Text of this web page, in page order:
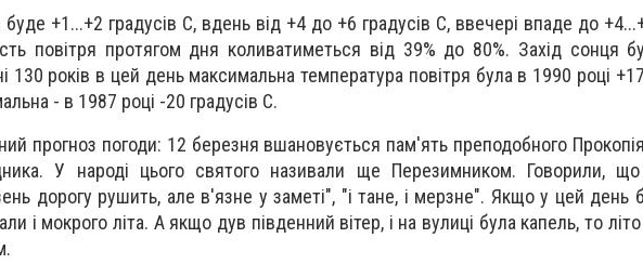
буде +1...+2 градусів С, вдень від +4 до +6 градусів С, ввечері впаде до
повітря протягом дня коливатиметься від 39% до 80%. Захід сонця
130 років в цей день максимальна температура повітря була в 1990 році
- в 1987 році -20 градусів С.
прогноз погоди: 12 березня вшановується пам'ять преподобного
У народі цього святого називали ще Перезимником. Говорили,
дорогу рушить, але в'язне у заметі", "і тане, і мерзне". Якщо у цей день
і мокрого літа. А якщо дув південний вітер, і на вулиці була капель, то